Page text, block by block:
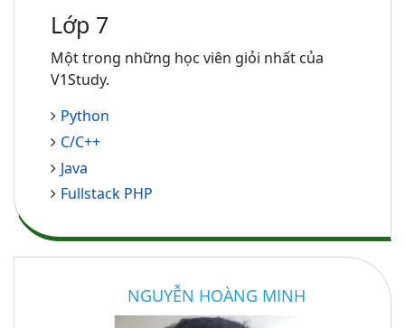
Lớp 7
Một trong những học viên giỏi nhất của
V1Study.
Python
C/C++
Java
Fullstack PHP
NGUYỄN HOÀNG MINH